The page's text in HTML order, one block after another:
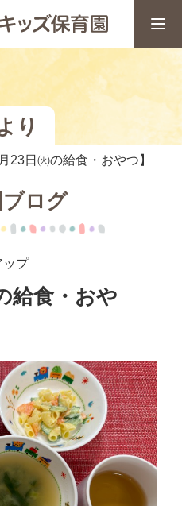
り
23日㈫の給食・おやつ】
ログ
ップ
給食・おや